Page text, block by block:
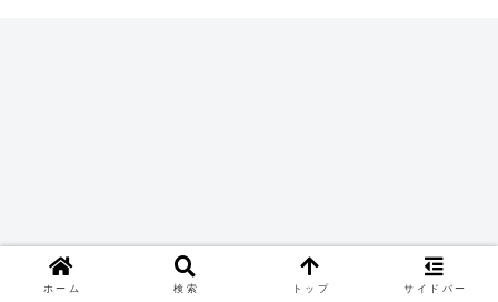
ホーム 検索 トップ サイドバー